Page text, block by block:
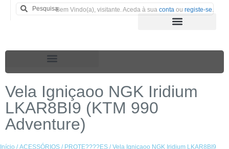
Bem Vindo(a), visitante. Aceda à sua conta ou registe-se
Vela Igniçaoo NGK Iridium
LKAR8BI9 (KTM 990
Adventure)
Início /ACESSÓRIOS / PROTE????ES / Vela Igniçaoo NGK Iridium LKAR8BI9